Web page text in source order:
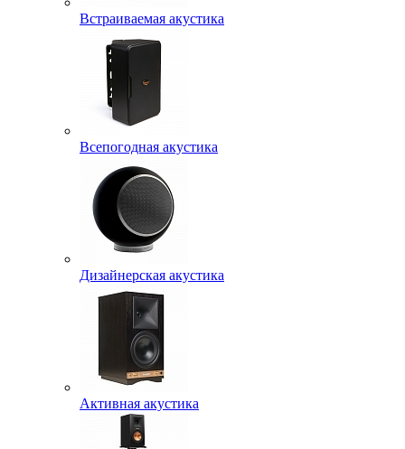
Встраиваемая акустика
Всепогодная акустика
Дизайнерская акустика
Активная акустика